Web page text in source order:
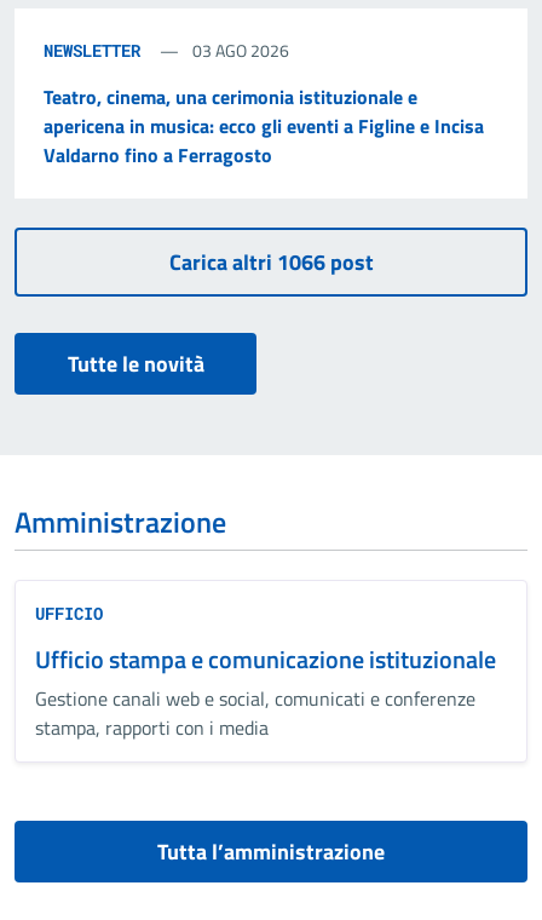
NEWSLETTER 03 AGO 2026
Teatro, cinema, una cerimonia istituzionale e
apericena in musica: ecco gli eventi a Figline e Incisa
Valdarno fino a Ferragosto
Tutte le novità
Amministrazione
UFFICIO
Ufficio stampa e comunicazione istituzionale
Gestione canali web e social, comunicati e conferenze
stampa, rapporti con i media
Tutta l’amministrazione